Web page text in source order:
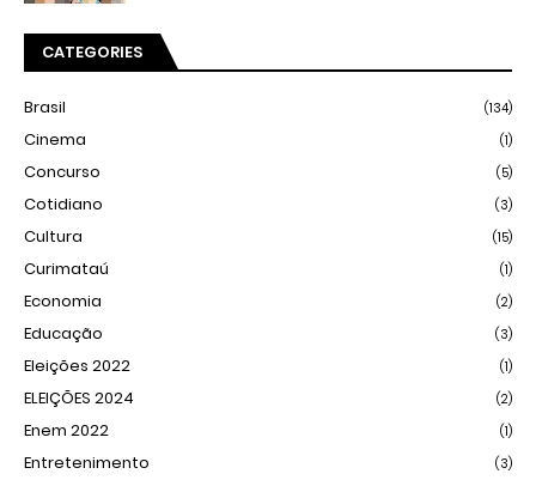
CATEGORIES
Brasil (134)
Cinema (1)
Concurso (5)
Cotidiano (3)
Cultura (15)
Curimataú (1)
Economia (2)
Educação (3)
Eleições 2022 (1)
ELEIÇÕES 2024 (2)
Enem 2022 (1)
Entretenimento (3)